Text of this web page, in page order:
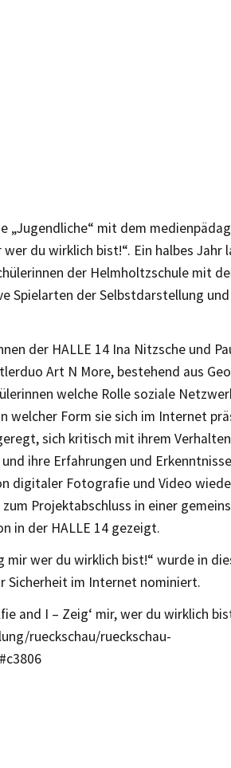
„Jugendliche“ mit dem
du wirklich bist!“. Ein halbes Jahr
der Helmholtzschule mit
Spielarten der Selbstdarstellung und
der HALLE 14 Ina Nitzsche und
Art N More, bestehend aus
welche Rolle soziale
welcher Form sie sich im Internet
sich kritisch mit ihrem
ihre Erfahrungen und Erkenntnisse
digitaler Fotografie und Video
Projektabschluss in einer
in der HALLE 14 gezeigt.
mir wer du wirklich bist!“ wurde in
Sicherheit im Internet nominiert.
and I – Zeig‘ mir, wer du wirklich
rueckschau/rueckschau-